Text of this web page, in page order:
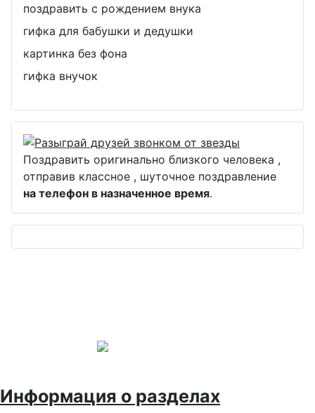
поздравить с рождением внука
гифка для бабушки и дедушки
картинка без фона
гифка внучок
Поздравить оригинально близкого человека ,
отправив классное , шуточное поздравление
на телефон в назначенное время.
Информация о разделах